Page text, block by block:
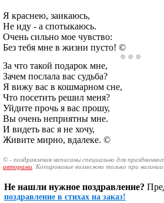
Я краснею, заикаюсь,
Не иду - а спотыкаюсь.
Очень сильно мое чувство:
Без тебя мне в жизни пусто! ©
За что такой подарок мне,
Зачем послала вас судьба?
Я вижу вас в кошмарном сне,
Что посетить решил меня?
Уйдите прочь я вас прошу,
Вы очень неприятны мне.
И видеть вас я не хочу,
Живите мирно, вдалеке. ©
© - поздравления написаны специально для
авторами . Копирование возможно только при
Не нашли нужное поздравление?
поздравление в стихах на заказ!